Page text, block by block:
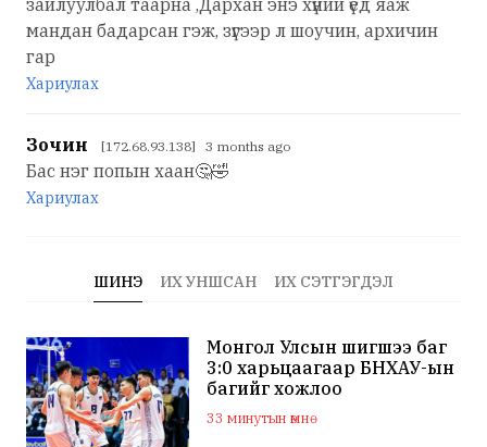
зайлуулбал таарна ,Дархан энэ хүний үед яаж
мандан бадарсан гэж, зүгээр л шоучин, архичин
гар
Хариулах
Зочин [172.68.93.138] 3 months ago
Бас нэг попын хаан🤔🤣
Хариулах
ШИНЭ ИХ УНШСАН ИХ СЭТГЭГДЭЛ
Монгол Улсын шигшээ баг
3:0 харьцаагаар БНХАУ-ын
багийг хожлоо
33 минутын өмнө